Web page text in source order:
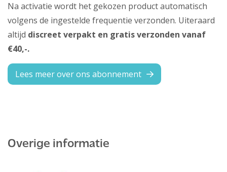
Na activatie wordt het gekozen product automatisch
volgens de ingestelde frequentie verzonden. Uiteraard
altijd discreet verpakt en gratis verzonden vanaf
€40,-.
Lees meer over ons abonnement
Overige informatie